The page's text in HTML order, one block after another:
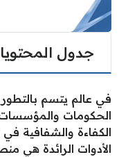
جدول
في عالم يتسم
الحكومات
الكفاءة والشفافية
الأدوات الرائدة هي